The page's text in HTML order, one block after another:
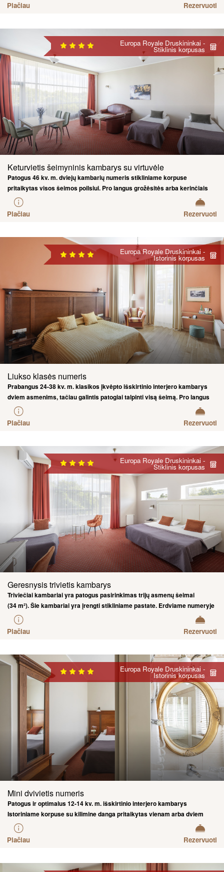
Plačiau Rezervuoti
Europa Royale Druskininkai -
Stiklinis korpusas
Keturvietis šeimyninis kambarys su virtuvėle
Patogus 46 kv. m. dviejų kambarių numeris stikliniame korpuse
pritaikytas visos šeimos poilsiui. Pro langus grožėsitės arba kerinčiais
Nemuno krantinės vaizdais, arba miesto centro ir grojančio fontano
šokiu.
Plačiau Rezervuoti
Europa Royale Druskininkai -
Istorinis korpusas
Liukso klasės numeris
Prabangus 24-38 kv. m. klasikos įkvėpto išskirtinio interjero kambarys
dviem asmenims, tačiau galintis patogiai talpinti visą šeimą. Pro langus
grožėsitės kerinčiais Nemuno krantinės vaizdais arba senojo gydyklų
parko žaluma.
Plačiau Rezervuoti
Europa Royale Druskininkai -
Stiklinis korpusas
Geresnysis trivietis kambarys
Triviečiai kambariai yra patogus pasirinkimas trijų asmenų šeimai
(34 m²). Šie kambariai yra įrengti stikliniame pastate. Erdviame numeryje
tris atskiras lovas. Esant poreikiui, šiuose kambariuose gali būti
pastatyta papildoma pristatoma lova arba maniežas mažiesiems.
Plačiau Rezervuoti
Europa Royale Druskininkai -
Istorinis korpusas
Mini dvivietis numeris
Patogus ir optimalus 12-14 kv. m. išskirtinio interjero kambarys
Istoriniame korpuse su kilimine danga pritaikytas vienam arba dviem
asmenims.
Plačiau Rezervuoti